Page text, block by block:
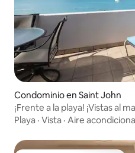
Condominio en Saint John
¡Frente a la playa! ¡Vistas al
Playa · Vista · Aire